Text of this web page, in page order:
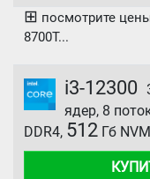
⊞ посмотрите
8700T...
i3-12300
ядер, 8
DDR4, 512 Гб